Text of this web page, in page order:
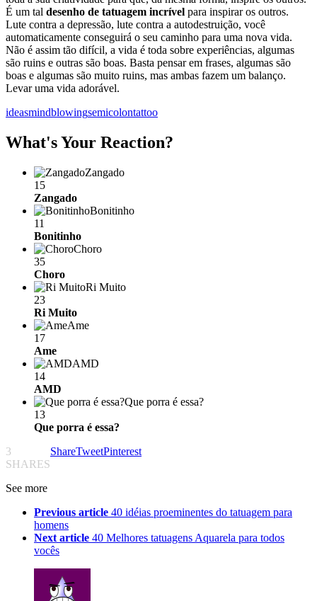
É um tal desenho de tatuagem incrível para inspirar os outros.
Lute contra a depressão, lute contra a autodestruição, você
automaticamente conseguirá o seu caminho para uma nova vida.
Não é assim tão difícil, a vida é toda sobre experiências, algumas
são ruins e outras são boas. Basta pensar em frases, algumas são
boas e algumas são muito ruins, mas ambas fazem um balanço.
Levar uma vida adorável.
ideasmindblowingsemicolontattoo
What's Your Reaction?
Zangado
15
Zangado
Bonitinho
11
Bonitinho
Choro
35
Choro
Ri Muito
23
Ri Muito
Ame
17
Ame
AMD
14
AMD
Que porra é essa?
13
Que porra é essa?
3
SHARES
ShareTweetPinterest
See more
Previous article 40 idéias proeminentes do tatuagem para
homens
Next article 40 Melhores tatuagens Aquarela para todos
vocês